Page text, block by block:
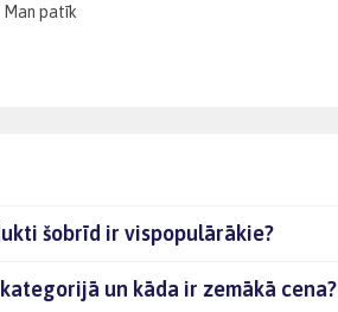
Man patīk
šobrīd ir vispopulārākie?
un kāda ir zemākā cena?